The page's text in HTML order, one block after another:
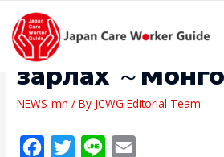
Хэвлэлийн
зарлах ～
NEWS-mn / By JCWG Editorial Team
T